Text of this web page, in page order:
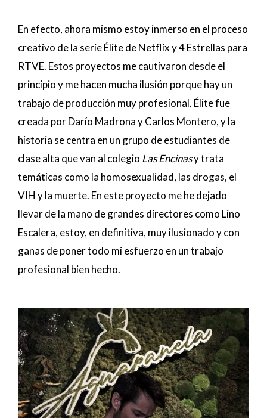
En efecto, ahora mismo estoy inmerso en el proceso
creativo de la serie Élite de Netflix y 4 Estrellas para
RTVE. Estos proyectos me cautivaron desde el
principio y me hacen mucha ilusión porque hay un
trabajo de producción muy profesional. Élite fue
creada por Darío Madrona y Carlos Montero, y la
historia se centra en un grupo de estudiantes de
clase alta que van al colegio Las Encinasy trata
temáticas como la homosexualidad, las drogas, el
VIH y la muerte. En este proyecto me he dejado
llevar de la mano de grandes directores como Lino
Escalera, estoy, en definitiva, muy ilusionado y con
ganas de poner todo mi esfuerzo en un trabajo
profesional bien hecho.